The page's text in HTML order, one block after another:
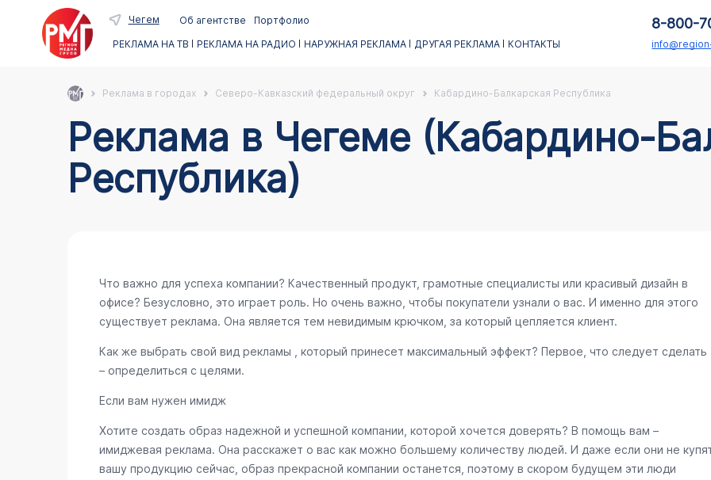
Чегем Об агентстве
Портфолио
РЕКЛАМА НА ТВ
РЕКЛАМА НА РАДИО НАРУЖНАЯ РЕКЛАМА ДРУГАЯ РЕКЛАМА КОНТАКТЫ
8-800-
Реклама в городах Северо-Кавказский федеральный округ Кабардино-Балкарская Республика
Реклама в Чегеме (Кабардино-
Республика)
Что важно для успеха компании? Качественный продукт, грамотные специалисты или красивый дизайн в
офисе? Безусловно, это играет роль. Но очень важно, чтобы покупатели узнали о вас. И именно для этого
существует реклама. Она является тем невидимым крючком, за который цепляется клиент.
Как же выбрать свой вид рекламы , который принесет максимальный эффект? Первое, что следует сделать
– определиться с целями.
Если вам нужен имидж
Хотите создать образ надежной и успешной компании, которой хочется доверять? В помощь вам –
имиджевая реклама. Она расскажет о вас как можно большему количеству людей. И даже если они не
вашу продукцию сейчас, образ прекрасной компании останется, поэтому в скором будущем эти люди